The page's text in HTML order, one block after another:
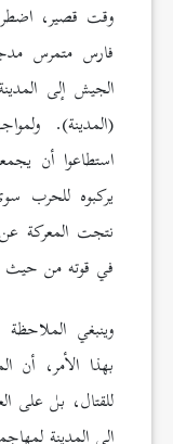
وقت قصير،
فارس متمرس
الجيش إلى
(المدينة).
يركبوه للحرب
نتجت المعركة
في قوته من حيث
وينبغي
بهذا الأمر، أن
للقتال، بل على